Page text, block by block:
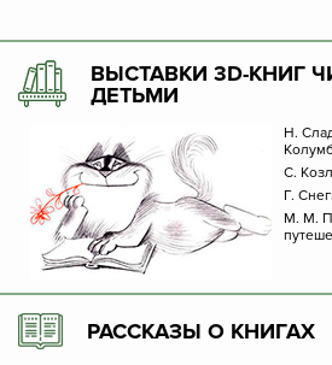
ВЫСТАВКИ 3D-КНИГ
ДЕТЬМИ
Н.
С.
Г.
М. М.
РАССКАЗЫ О КНИГАХ